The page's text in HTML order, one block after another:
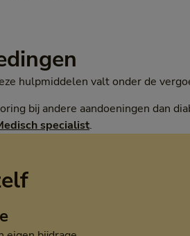
hulpmiddelen valt onder de
bij andere aandoeningen dan
specialist.